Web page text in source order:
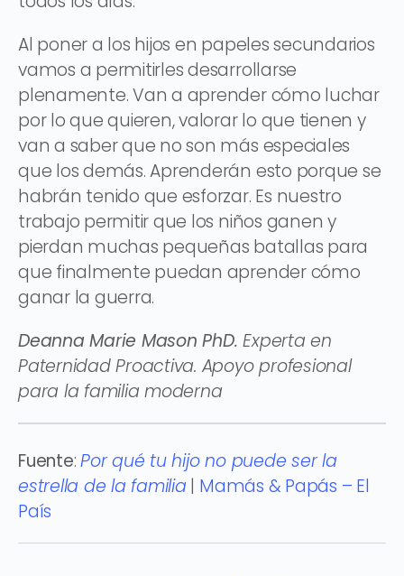
Al poner a los hijos en papeles secundarios
vamos a permitirles desarrollarse
plenamente. Van a aprender cómo luchar
por lo que quieren, valorar lo que tienen y
van a saber que no son más especiales
que los demás. Aprenderán esto porque se
habrán tenido que esforzar. Es nuestro
trabajo permitir que los niños ganen y
pierdan muchas pequeñas batallas para
que finalmente puedan aprender cómo
ganar la guerra.
Deanna Marie Mason PhD. Experta en
Paternidad Proactiva. Apoyo profesional
para la familia moderna
Fuente:Por qué tu hijo no puede ser la
estrella de la familia | Mamás & Papás – El
País